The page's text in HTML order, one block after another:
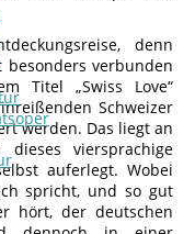
denn
verbunden
Titel „Swiss Love“
Schweizer
werden. Das liegt an
viersprachige
auferlegt. Wobei
spricht, und so gut
hört, der deutschen